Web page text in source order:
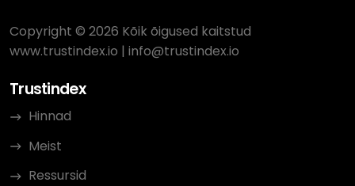
Copyright © 2026 Kõik õigused kaitstud
www.trustindex.io | info@trustindex.io
Trustindex
Hinnad
Meist
Ressursid